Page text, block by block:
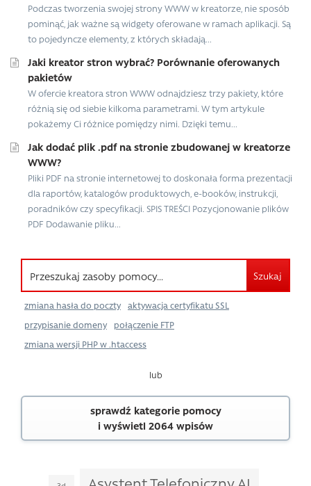
Podczas tworzenia swojej strony WWW w kreatorze, nie sposób
pominąć, jak ważne są widgety oferowane w ramach aplikacji. Są
to pojedyncze elementy, z których składają...
Jaki kreator stron wybrać? Porównanie oferowanych
pakietów
W ofercie kreatora stron WWW odnajdziesz trzy pakiety, które
różnią się od siebie kilkoma parametrami. W tym artykule
pokażemy Ci różnice pomiędzy nimi. Dzięki temu...
Jak dodać plik .pdf na stronie zbudowanej w kreatorze
WWW?
Pliki PDF na stronie internetowej to doskonała forma prezentacji
dla raportów, katalogów produktowych, e-booków, instrukcji,
poradników czy specyfikacji. SPIS TREŚCI Pozycjonowanie plików
PDF Dodawanie pliku...
Szukaj
zmiana hasła do poczty
aktywacja certyfikatu SSL
przypisanie domeny
połączenie FTP
zmiana wersji PHP w .htaccess
lub
sprawdź kategorie pomocy
i wyświetl 2064 wpisów